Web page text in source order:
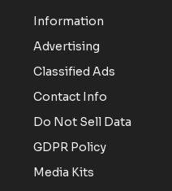
Information
Advertising
Classified Ads
Contact Info
Do Not Sell Data
GDPR Policy
Media Kits